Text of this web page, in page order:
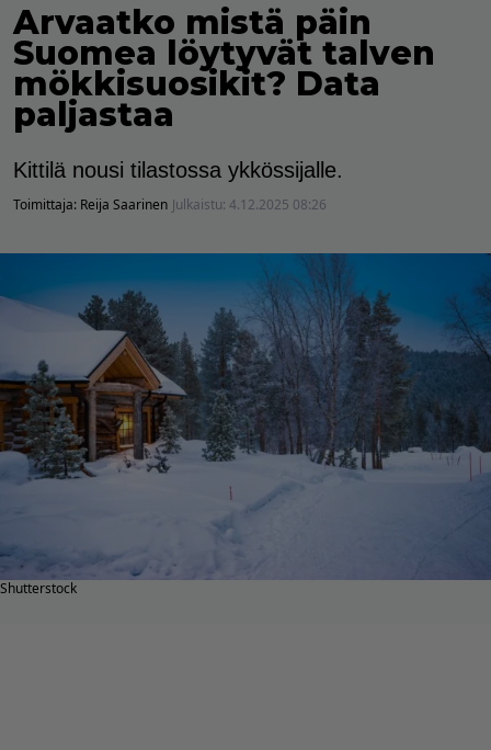
Arvaatko mistä päin
Suomea löytyvät talven
mökkisuosikit? Data
paljastaa
Kittilä nousi tilastossa ykkössijalle.
Toimittaja: Reija Saarinen Julkaistu: 4.12.2025 08:26
Shutterstock